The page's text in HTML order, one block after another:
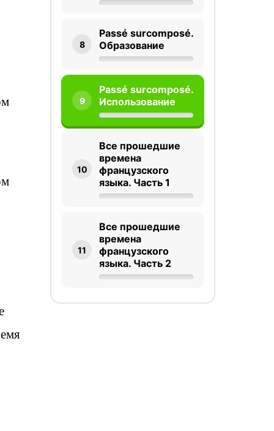
8
Passé surcomposé.
Образование
9
Passé surcomposé.
Использование
10
Все прошедшие
времена
французского
языка. Часть 1
11
Все прошедшие
времена
французского
языка. Часть 2